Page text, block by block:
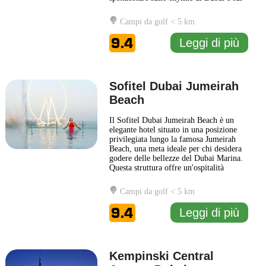
elegante e un servizio attento,
rendendolo una scelta ideale per coloro
che cercano comfort e stile. Ogni camera
è progettata con un senso di... Leggi di
più
Campi da golf < 5 km
9.4 Leggi di più
Sofitel Dubai Jumeirah
Beach
Il Sofitel Dubai Jumeirah Beach è un
elegante hotel situato in una posizione
privilegiata lungo la famosa Jumeirah
Beach, una meta ideale per chi desidera
godere delle bellezze del Dubai Marina.
Questa struttura offre un'ospitalità
con l'influsso della cultura francese. Il
design del Sofitel Dubai Jumeirah Beach
combina elementi contemporanei con
tocchi ispirati
... Leggi di più
Campi da golf < 5 km
9.4 Leggi di più
Kempinski Central